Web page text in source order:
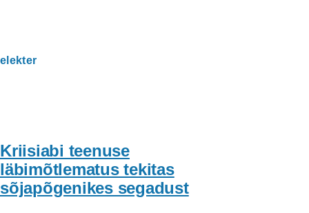
elekter
Kriisiabi teenuse
läbimõtlematus tekitas
sõjapõgenikes segadust